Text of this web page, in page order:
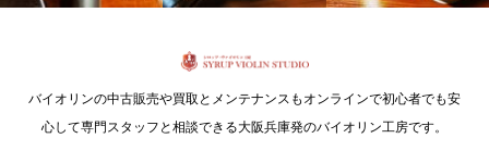
バイオリンの中古販売や買取とメンテナンスもオンラインで初心者でも安
心して専門スタッフと相談できる大阪兵庫発のバイオリン工房です。